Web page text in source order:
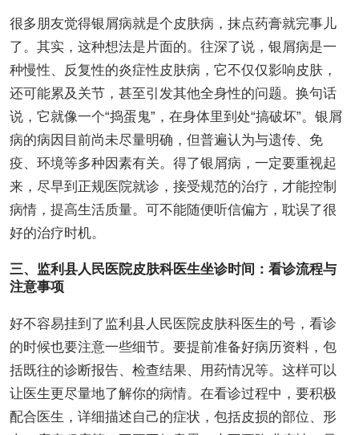
很多朋友觉得银屑病就是个皮肤病，抹点药膏就完事儿
了。其实，这种想法是片面的。往深了说，银屑病是一
种慢性、反复性的炎症性皮肤病，它不仅仅影响皮肤，
还可能累及关节，甚至引发其他全身性的问题。换句话
说，它就像一个“捣蛋鬼”，在身体里到处“搞破坏”。银屑
病的病因目前尚未尽量明确，但普遍认为与遗传、免
疫、环境等多种因素有关。得了银屑病，一定要重视起
来，尽早到正规医院就诊，接受规范的治疗，才能控制
病情，提高生活质量。可不能随便听信偏方，耽误了很
好的治疗时机。
三、监利县人民医院皮肤科医生坐诊时间：看诊流程与
注意事项
好不容易挂到了监利县人民医院皮肤科医生的号，看诊
的时候也要注意一些细节。要提前准备好病历资料，包
括既往的诊断报告、检查结果、用药情况等。这样可以
让医生更尽量地了解你的病情。在看诊过程中，要积极
配合医生，详细描述自己的症状，包括皮损的部位、形